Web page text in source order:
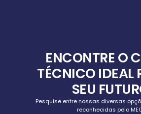
ENCONTRE O
TÉCNICO IDEAL
SEU
Pesquise entre nossas diversas
reconhecidas pelo